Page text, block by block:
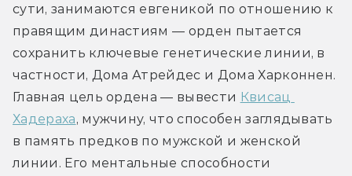
сути, занимаются евгеникой по отношению к
правящим династиям — орден пытается
сохранить ключевые генетические линии, в
частности, Дома Атрейдес и Дома Харконнен.
Главная цель ордена — вывести Квисац
Хадераха, мужчину, что способен заглядывать
в память предков по мужской и женской
линии. Его ментальные способности